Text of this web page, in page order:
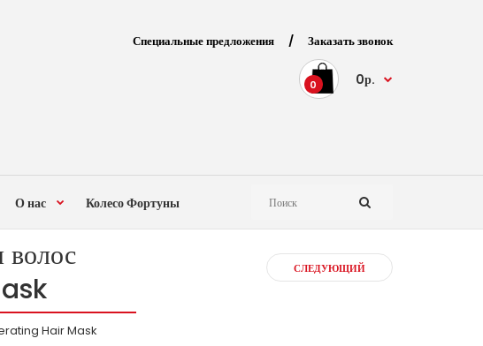
Специальные предложения/ Заказать звонок
0 0р.
О нас Колесо Фортуны
волос
Hair Mask
СЛЕДУЮЩИЙ